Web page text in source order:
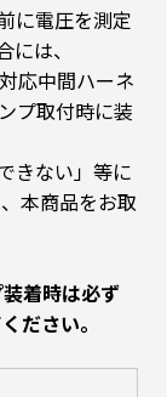
に電圧を測定
は、
応中間ハーネ
プ取付時に装
きない」等に
本商品をお取
着時は必ず
ださい。